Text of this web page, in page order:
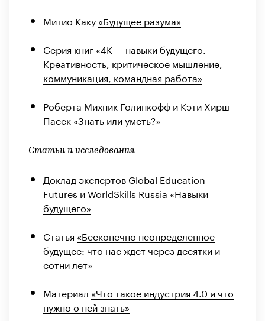
Митио Каку «Будущее разума»
Серия книг «4К — навыки будущего.
Креативность, критическое мышление,
коммуникация, командная работа»
Роберта Михник Голинкофф и Кэти Хирш-
Пасек «Знать или уметь?»
Статьи и исследования
Доклад экспертов Global Education
Futures и WorldSkills Russia «Навыки
будущего»
Статья «Бесконечно неопределенное
будущее: что нас ждет через десятки и
сотни лет»
Материал «Что такое индустрия 4.0 и что
нужно о ней знать»